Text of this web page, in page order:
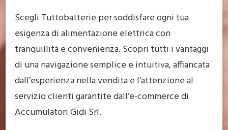
Scegli Tuttobatterie per soddisfare ogni tua
esigenza di alimentazione elettrica con
tranquillità e convenienza. Scopri tutti i vantaggi
di una navigazione semplice e intuitiva, affiancata
dall’esperienza nella vendita e l’attenzione al
servizio clienti garantite dall’e-commerce di
Accumulatori Gidi Srl.